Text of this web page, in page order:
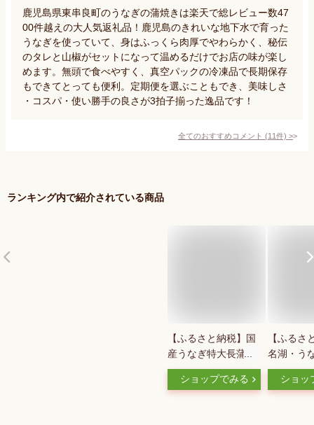
鹿児島県東串良町のうなぎの蒲焼きは楽天で総レビュー数47
00件越えの大人気返礼品！鹿児島のきれいな地下水で育った
うなぎを使っていて、身はふっくら肉厚でやわらかく、秘伝
のタレと山椒がセットになって温めるだけでお店の味が楽し
めます。無頭で食べやすく、真空パックの冷凍品で長期保存
もできてとっても便利。定期便を選ぶこともでき、美味しさ
・コスパ・使い勝手の良さが3拍子揃った逸品です！
全てのおすすめコメント (11件) >
ランキング内で紹介されている商品
【ふるさと納税】国
産うなぎ特大長蒲焼
【2本/3本】_ うなぎ
ウナギ 鰻 国産 蒲焼
ショップでみる
【ふるさ
名湖・う
かの長蒲
ふっくら
ショッ